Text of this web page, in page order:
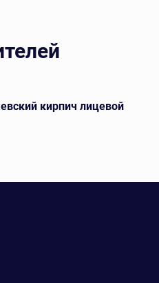
кирпич лицевой